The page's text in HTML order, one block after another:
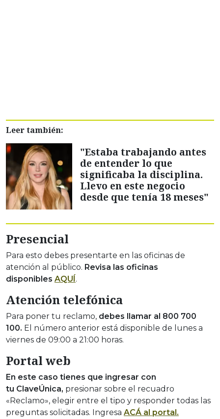
Leer también:
"Estaba trabajando antes
de entender lo que
significaba la disciplina.
Llevo en este negocio
desde que tenía 18 meses"
Presencial
Para esto debes presentarte en las oficinas de
atención al público. Revisa las oficinas
disponibles AQUÍ .
Atención telefónica
Para poner tu reclamo, debes llamar al 800 700
100. El número anterior está disponible de lunes a
viernes de 09:00 a 21:00 horas.
Portal web
En este caso tienes que ingresar con
tu ClaveÚnica, presionar sobre el recuadro
«Reclamo», elegir entre el tipo y responder todas las
preguntas solicitadas. Ingresa ACÁ al portal.